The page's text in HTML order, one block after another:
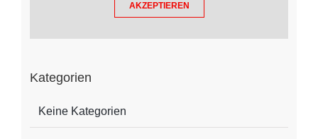
AKZEPTIEREN
Kategorien
Keine Kategorien